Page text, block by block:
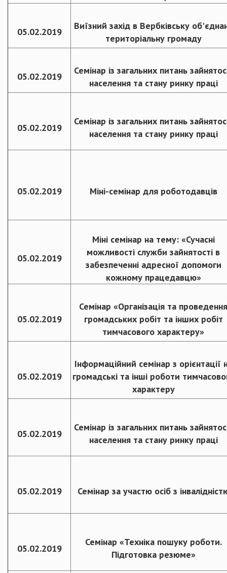
05.02.2019
Виїзний захід в Вербківську
територіальну громаду
05.02.2019
Семінар із загальних питань
населення та стану ринку праці
05.02.2019
Семінар із загальних питань
населення та стану ринку праці
05.02.2019 Міні-семінар для роботодавців
05.02.2019
Міні семінар на тему: «Сучасні
можливості служби зайнятості в
забезпеченні адресної допомоги
кожному працедавцю»
05.02.2019
Семінар «Організація та проведення
громадських робіт та інших робіт
тимчасового характеру»
05.02.2019
Інформаційний семінар з орієнтації
громадські та інші роботи
характеру
05.02.2019
Семінар із загальних питань
населення та стану ринку праці
05.02.2019 Семінар за участю осіб з
05.02.2019
Семінар «Техніка пошуку роботи.
Підготовка резюме»